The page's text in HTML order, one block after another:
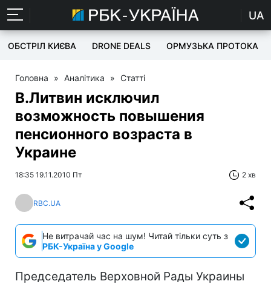
UA
ОБСТРІЛ КИЄВА DRONE DEALS ОРМУЗЬКА ПРОТОКА
Головна » Аналітика » Статті
В.Литвин исключил
возможность повышения
пенсионного возраста в
Украине
18:35 19.11.2010 Пт 2 хв
RBC.UA
Не витрачай час на шум! Читай тільки суть з
РБК-Україна у Google
Председатель Верховной Рады Украины